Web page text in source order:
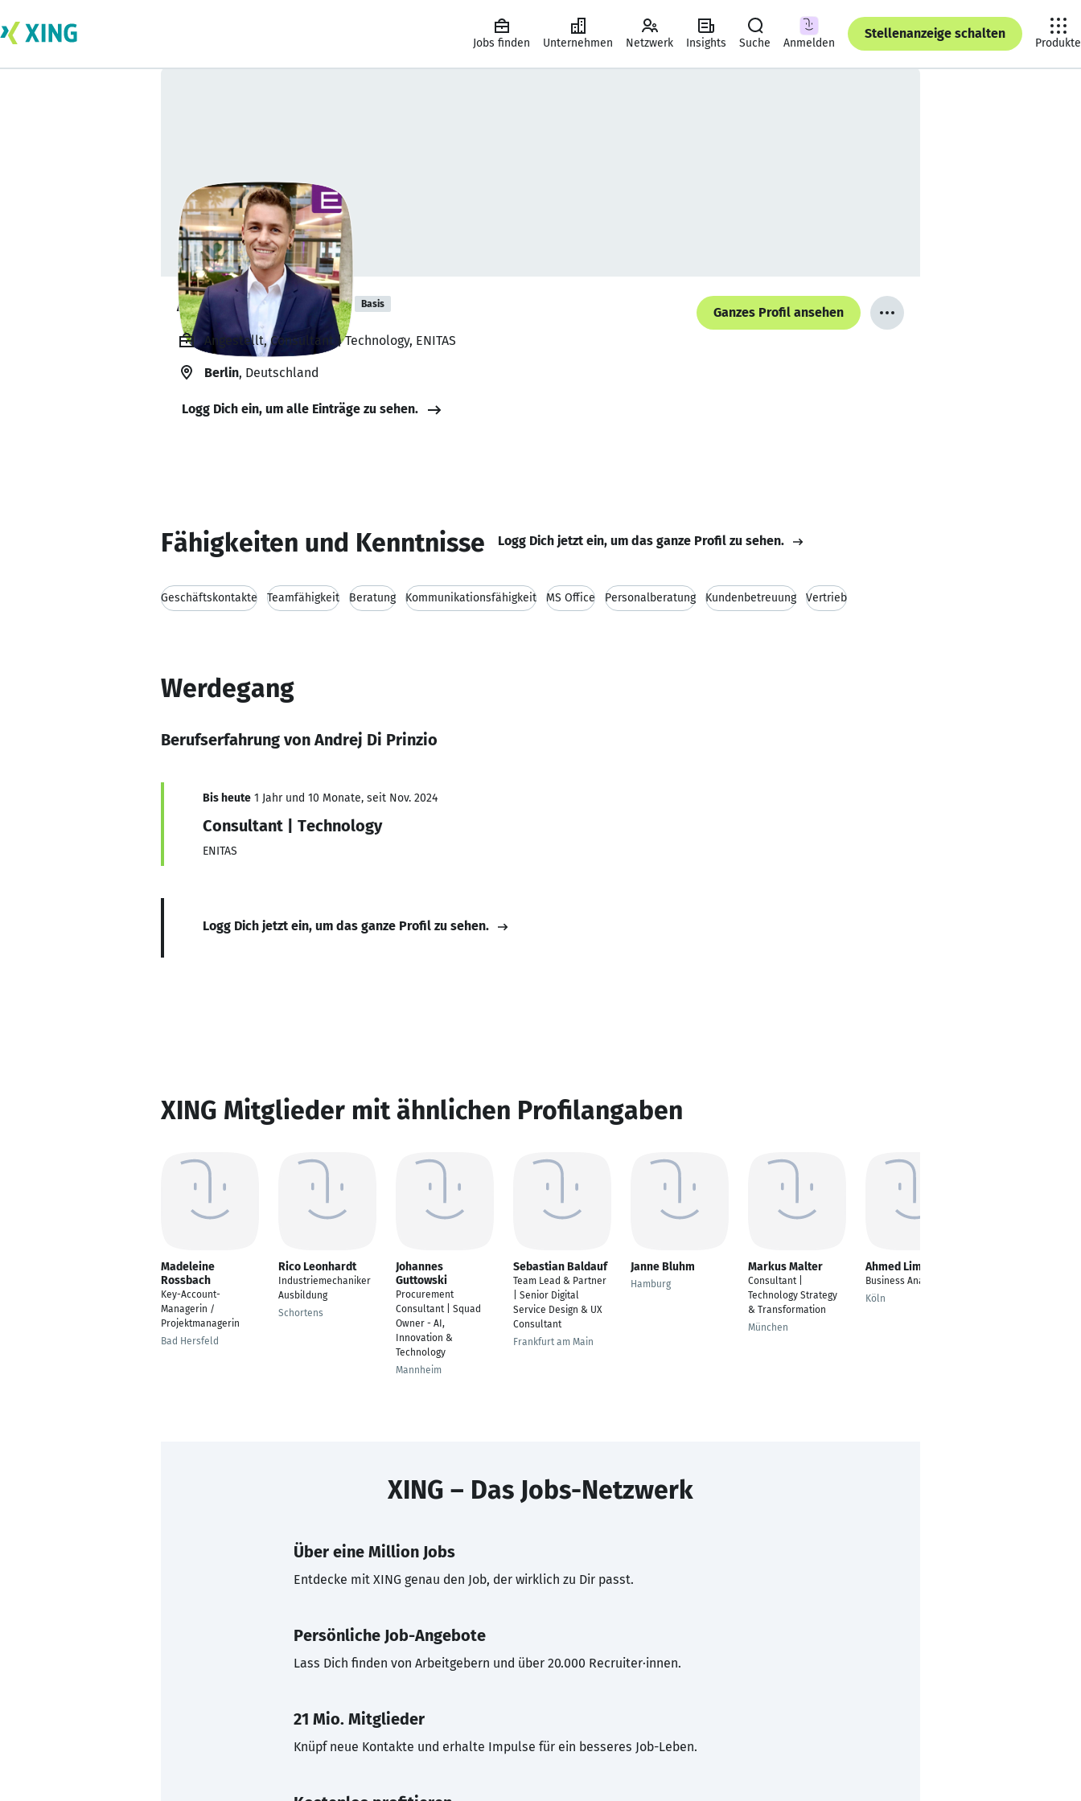
Jobs finden Unternehmen Netzwerk Insights Suche Anmelden
Stellenanzeige schalten
Produkte
Andrej Di Prinzio Basis
Ganzes Profil ansehen
Angestellt, Consultant | Technology, ENITAS
Berlin, Deutschland
Logg Dich ein, um alle Einträge zu sehen.
Fähigkeiten und Kenntnisse Logg Dich jetzt ein, um das ganze Profil zu sehen.
Geschäftskontakte Teamfähigkeit Beratung Kommunikationsfähigkeit MS Office Personalberatung Kundenbetreuung Vertrieb
Werdegang
Berufserfahrung von Andrej Di Prinzio
Bis heute 1 Jahr und 10 Monate, seit Nov. 2024
Consultant | Technology
ENITAS
Logg Dich jetzt ein, um das ganze Profil zu sehen.
XING Mitglieder mit ähnlichen Profilangaben
Madeleine
Rossbach
Key-Account-
Managerin /
Projektmanagerin
Bad Hersfeld
Rico Leonhardt
Industriemechaniker
Ausbildung
Schortens
Johannes
Guttowski
Procurement
Consultant | Squad
Owner - AI,
Innovation &
Technology
Mannheim
Sebastian Baldauf
Team Lead & Partner
| Senior Digital
Service Design & UX
Consultant
Frankfurt am Main
Janne Bluhm
Hamburg
Markus Malter
Consultant |
Technology Strategy
& Transformation
München
Ahmed Limam
Business Analyst
Köln
XING – Das Jobs-Netzwerk
Über eine Million Jobs
Entdecke mit XING genau den Job, der wirklich zu Dir passt.
Persönliche Job-Angebote
Lass Dich finden von Arbeitgebern und über 20.000 Recruiter·innen.
21 Mio. Mitglieder
Knüpf neue Kontakte und erhalte Impulse für ein besseres Job-Leben.